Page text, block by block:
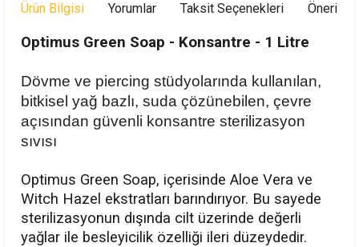
Ürün Bilgisi Yorumlar Taksit Seçenekleri
Optimus Green Soap - Konsantre - 1 Litre
Dövme ve piercing stüdyolarında kullanılan,
bitkisel yağ bazlı, suda çözünebilen, çevre
açısından güvenli konsantre sterilizasyon
sıvısı
Optimus Green Soap, içerisinde Aloe Vera ve
Witch Hazel ekstratları barındırıyor. Bu sayede
sterilizasyonun dışında cilt üzerinde değerli
yağlar ile besleyicilik özelliği ileri düzeydedir.